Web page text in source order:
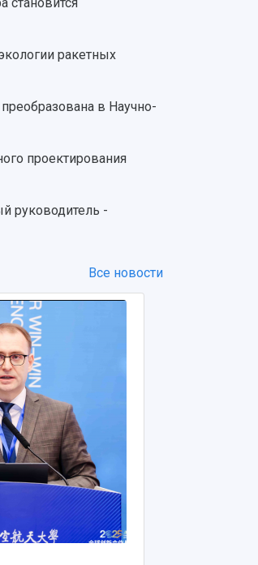
ракетных
в Научно-
проектирования
руководитель -
Все новости